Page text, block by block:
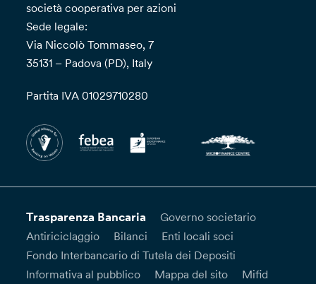
società cooperativa per azioni
Sede legale:
Via Niccolò Tommaseo, 7
35131 – Padova (PD), Italy
Partita IVA 01029710280
Trasparenza Bancaria
Governo societario
Antiriciclaggio
Bilanci
Enti locali soci
Fondo Interbancario di Tutela dei Depositi
Informativa al pubblico
Mappa del sito Mifid